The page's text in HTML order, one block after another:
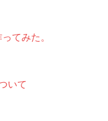
てみた。
いて